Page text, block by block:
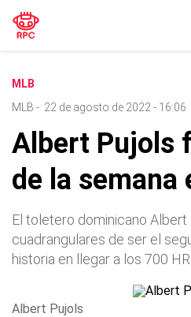
MLB
MLB - 22 de agosto de 2022 - 16:06
Albert Pujols
de la semana
El toletero dominicano
cuadrangulares de ser el
historia en llegar a los 700
Albert Pujols